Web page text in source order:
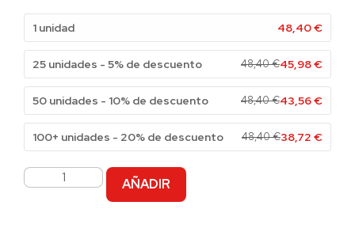
1 unidad 48,40€
25 unidades - 5% de descuento 48,40€45,98€
50 unidades - 10% de descuento 48,40€43,56€
100+ unidades - 20% de descuento 48,40€38,72 €
AÑADIR